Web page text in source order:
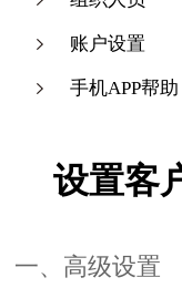
账户设置
手机APP帮助
设置客
一、高级设置